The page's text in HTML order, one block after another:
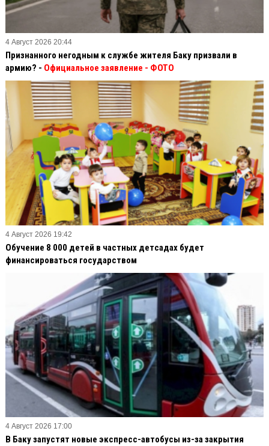
4 Август 2026 20:44
Признанного негодным к службе жителя Баку призвали в
армию? - Официальное заявление - ФОТО
4 Август 2026 19:42
Обучение 8 000 детей в частных детсадах будет
финансироваться государством
4 Август 2026 17:00
В Баку запустят новые экспресс-автобусы из-за закрытия